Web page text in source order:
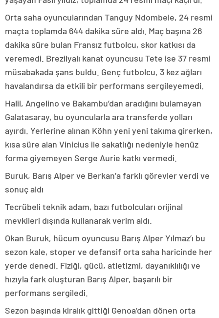
Orta saha oyuncularından Tanguy Ndombele, 24 resmi
maçta toplamda 644 dakika süre aldı. Maç başına 26
dakika süre bulan Fransız futbolcu, skor katkısı da
veremedi. Brezilyalı kanat oyuncusu Tete ise 37 resmi
müsabakada şans buldu. Genç futbolcu, 3 kez ağları
havalandırsa da etkili bir performans sergileyemedi.
Halil, Angelino ve Bakambu’dan aradığını bulamayan
Galatasaray, bu oyuncularla ara transferde yolları
ayırdı. Yerlerine alınan Köhn yeni yeni takıma girerken,
kısa süre alan Vinicius ile sakatlığı nedeniyle henüz
forma giyemeyen Serge Aurie katkı vermedi.
Buruk, Barış Alper ve Berkan’a farklı görevler verdi ve
sonuç aldı
Tecrübeli teknik adam, bazı futbolcuları orijinal
mevkileri dışında kullanarak verim aldı.
Okan Buruk, hücum oyuncusu Barış Alper Yılmaz’ı bu
sezon kale, stoper ve defansif orta saha haricinde her
yerde denedi. Fiziği, gücü, atletizmi, dayanıklılığı ve
hızıyla fark oluşturan Barış Alper, başarılı bir
performans sergiledi.
Sezon başında kiralık gittiği Genoa’dan dönen orta